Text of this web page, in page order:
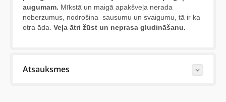
augumam. Mīkstā un maigā apakšveļa nerada
noberzumus, nodrošina sausumu un svaigumu, tā ir ka
otra āda. Veļa ātri žūst un neprasa gludināšanu.
Atsauksmes